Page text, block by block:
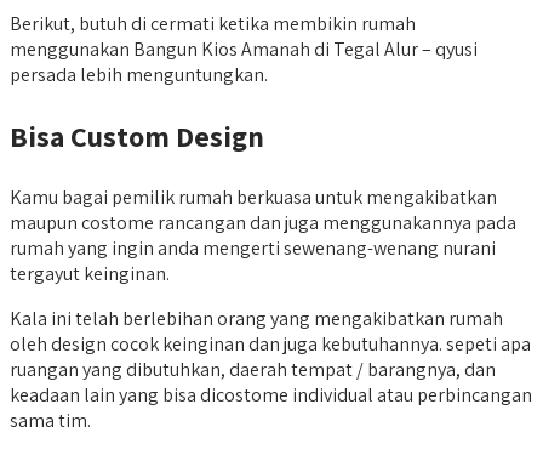
Berikut, butuh di cermati ketika membikin rumah
menggunakan Bangun Kios Amanah di Tegal Alur – qyusi
persada lebih menguntungkan.
Bisa Custom Design
Kamu bagai pemilik rumah berkuasa untuk mengakibatkan
maupun costome rancangan dan juga menggunakannya pada
rumah yang ingin anda mengerti sewenang-wenang nurani
tergayut keinginan.
Kala ini telah berlebihan orang yang mengakibatkan rumah
oleh design cocok keinginan dan juga kebutuhannya. sepeti apa
ruangan yang dibutuhkan, daerah tempat / barangnya, dan
keadaan lain yang bisa dicostome individual atau perbincangan
sama tim.